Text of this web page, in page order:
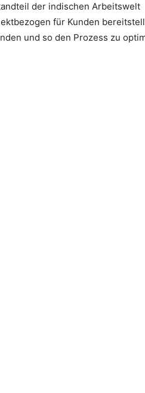
der indischen Arbeitswelt
für Kunden
und so den Prozess zu